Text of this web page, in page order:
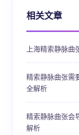
相关文章
上海精索静脉
精索静脉曲张需
全解析
精索静脉曲张会
解析